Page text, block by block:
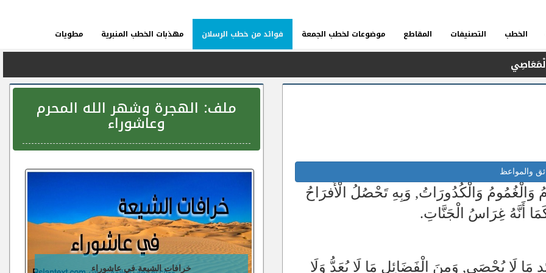
الخطب التصنيفات المقاطع موضوعات لخطب الجمعة فوائد من خطب الرسلان مهذبات الخطب المنبرية مطويات
والمواعظ
وَالْغُمُومُ وَالْكُدُورَاتُ, وَبِهِ تَحْصُلُ الْأَفرَاحُ
أَنَّهُ غِرَاسُ الْجَنَّاتِ.
مَا لَا يُحْصَى, وَمِنَ الْفَضَائِلِ مَا لَا يُعَدُّ وَلَا
ملف: الهجرة وشهر الله المحرم
وعاشوراء
خرافات الشيعة في عاشوراء